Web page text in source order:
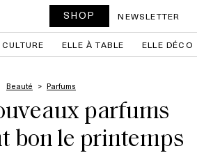
SHOP NEWSLETTER
CULTURE ELLE À TABLE ELLE DÉCO
Beauté Parfums
parfums
bon le printemps